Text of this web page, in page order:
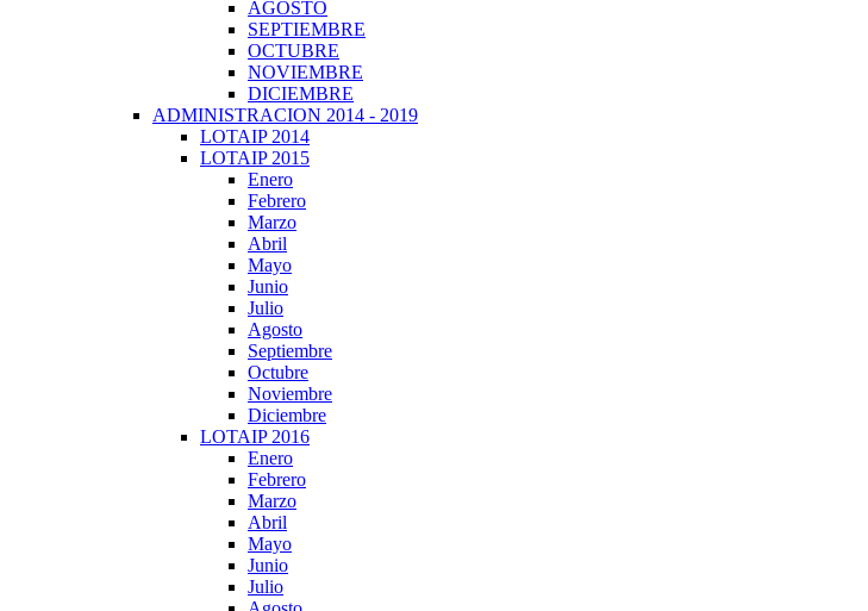
AGOSTO
SEPTIEMBRE
OCTUBRE
NOVIEMBRE
DICIEMBRE
ADMINISTRACION 2014 - 2019
LOTAIP 2014
LOTAIP 2015
Enero
Febrero
Marzo
Abril
Mayo
Junio
Julio
Agosto
Septiembre
Octubre
Noviembre
Diciembre
LOTAIP 2016
Enero
Febrero
Marzo
Abril
Mayo
Junio
Julio